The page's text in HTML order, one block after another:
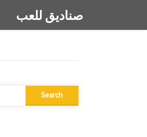
صناديق للعب